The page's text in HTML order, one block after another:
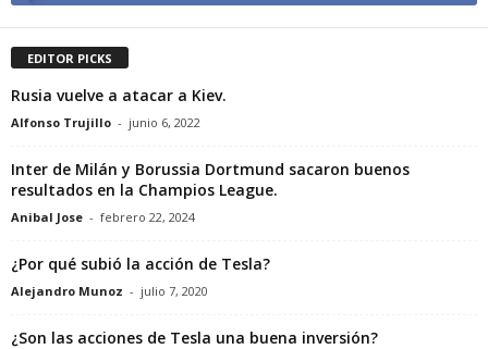
EDITOR PICKS
Rusia vuelve a atacar a Kiev.
Alfonso Trujillo - junio 6, 2022
Inter de Milán y Borussia Dortmund sacaron buenos
resultados en la Champios League.
Anibal Jose - febrero 22, 2024
¿Por qué subió la acción de Tesla?
Alejandro Munoz - julio 7, 2020
¿Son las acciones de Tesla una buena inversión?